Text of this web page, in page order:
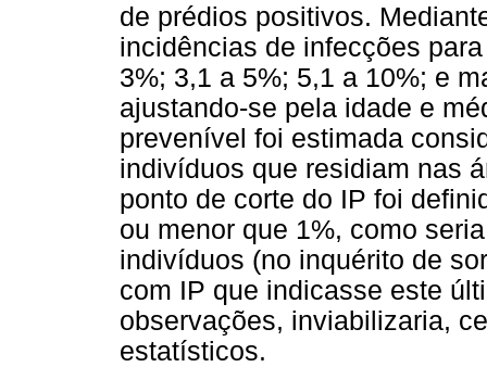
de prédios positivos.
incidências de infecções
3%; 3,1 a 5%; 5,1 a 10%; e
ajustando-se pela idade e
prevenível foi estimada
indivíduos que residiam nas
ponto de corte do IP foi
ou menor que 1%, como
indivíduos (no inquérito de
com IP que indicasse este
observações, inviabilizaria,
estatísticos.